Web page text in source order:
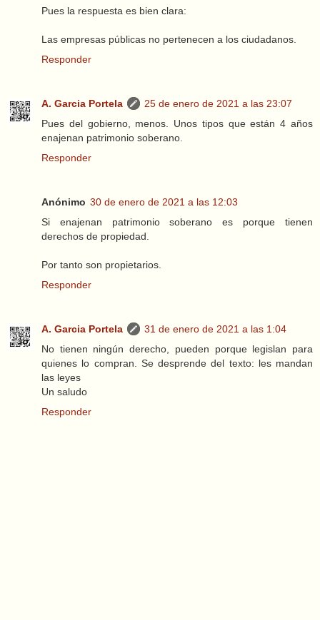
Pues la respuesta es bien clara:
Las empresas públicas no pertenecen a los ciudadanos.
Responder
A. Garcia Portela
25 de enero de 2021 a las 23:07
Pues del gobierno, menos. Unos tipos que están 4 años
enajenan patrimonio soberano.
Responder
Anónimo 30 de enero de 2021 a las 12:03
Si enajenan patrimonio soberano es porque tienen
derechos de propiedad.
Por tanto son propietarios.
Responder
A. Garcia Portela
31 de enero de 2021 a las 1:04
No tienen ningún derecho, pueden porque legislan para
quienes lo compran. Se desprende del texto: les mandan
las leyes
Un saludo
Responder